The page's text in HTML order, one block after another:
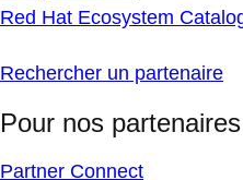
Red Hat Ecosystem
Rechercher un partenaire
Pour nos partenaires
Partner Connect